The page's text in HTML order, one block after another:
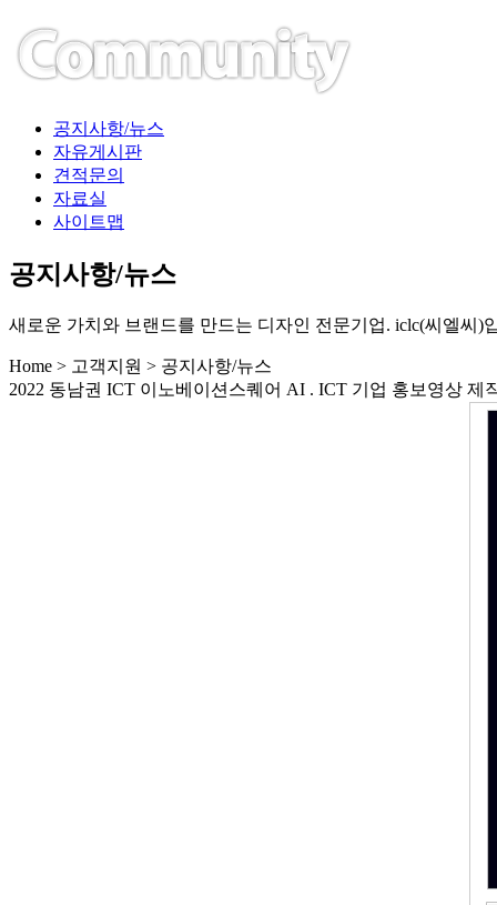
공지사항/뉴스
자유게시판
견적문의
자료실
사이트맵
공지사항/뉴스
새로운 가치와 브랜드를 만드는 디자인 전문기업. iclc(씨엘씨)
Home > 고객지원 > 공지사항/뉴스
2022 동남권 ICT 이노베이션스퀘어 AI . ICT 기업 홍보영상 제